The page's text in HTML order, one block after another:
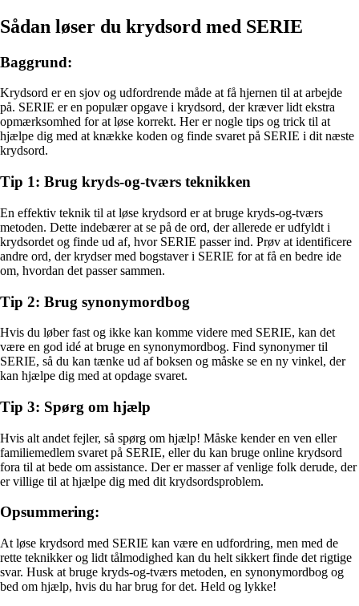
Sådan løser du krydsord med SERIE
Baggrund:
Krydsord er en sjov og udfordrende måde at få hjernen til at arbejde
på. SERIE er en populær opgave i krydsord, der kræver lidt ekstra
opmærksomhed for at løse korrekt. Her er nogle tips og trick til at
hjælpe dig med at knække koden og finde svaret på SERIE i dit næste
krydsord.
Tip 1: Brug kryds-og-tværs teknikken
En effektiv teknik til at løse krydsord er at bruge kryds-og-tværs
metoden. Dette indebærer at se på de ord, der allerede er udfyldt i
krydsordet og finde ud af, hvor SERIE passer ind. Prøv at identificere
andre ord, der krydser med bogstaver i SERIE for at få en bedre ide
om, hvordan det passer sammen.
Tip 2: Brug synonymordbog
Hvis du løber fast og ikke kan komme videre med SERIE, kan det
være en god idé at bruge en synonymordbog. Find synonymer til
SERIE, så du kan tænke ud af boksen og måske se en ny vinkel, der
kan hjælpe dig med at opdage svaret.
Tip 3: Spørg om hjælp
Hvis alt andet fejler, så spørg om hjælp! Måske kender en ven eller
familiemedlem svaret på SERIE, eller du kan bruge online krydsord
fora til at bede om assistance. Der er masser af venlige folk derude, der
er villige til at hjælpe dig med dit krydsordsproblem.
Opsummering:
At løse krydsord med SERIE kan være en udfordring, men med de
rette teknikker og lidt tålmodighed kan du helt sikkert finde det rigtige
svar. Husk at bruge kryds-og-tværs metoden, en synonymordbog og
bed om hjælp, hvis du har brug for det. Held og lykke!